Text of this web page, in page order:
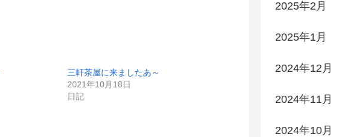
三軒茶屋に来ましたあ～
2021年10月18日
日記
2025年2月
2025年1月
2024年12月
2024年11月
2024年10月